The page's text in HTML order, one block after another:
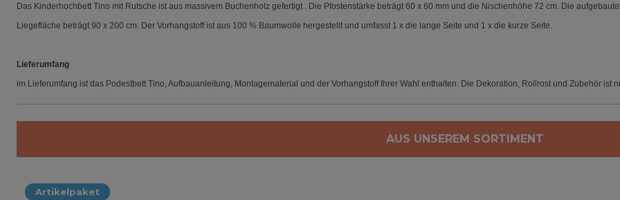
Das Kinderhochbett Tino mit Rutsche ist aus massivem Buchenholz gefertigt . Die Pfostenstärke beträgt 60 x 60 mm und die Nischenhöhe 72 cm. Die
Liegefläche beträgt 90 x 200 cm. Der Vorhangstoff ist aus 100 % Baumwolle hergestellt und umfasst 1 x die lange Seite und 1 x die kurze Seite.
Lieferumfang
im Lieferumfang ist das Podestbett Tino, Aufbauanleitung, Montagematerial und der Vorhangstoff Ihrer Wahl enthalten. Die Dekoration, Rollrost und Zubehör ist
AUS UNSEREM SORTIMENT
Artikelpaket